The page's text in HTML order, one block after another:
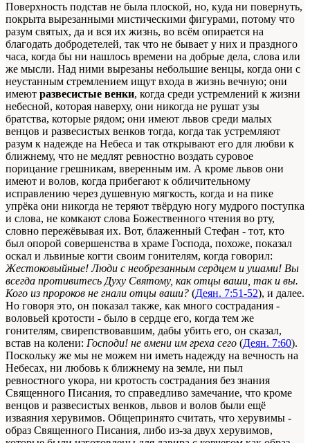
Поверхность подстав не была плоской, но, куда ни повернуть,
покрыта вырезанными мистическими фигурами, потому что
разум святых, да и вся их жизнь, во всём опирается на
благодать добродетелей, так что не бывает у них и праздного
часа, когда бы ни нашлось времени на добрые дела, слова или
же мысли. Над ними вырезаны небольшие венцы, когда они с
неустанным стремлением ищут входа в жизнь вечную; они
имеют развесистые венки, когда среди устремлений к жизни
небесной, которая наверху, они никогда не рушат узы
братства, которые рядом; они имеют львов среди малых
венцов и развесистых венков тогда, когда так устремляют
разум к надежде на Небеса и так открывают его для любви к
ближнему, что не медлят ревностно воздать суровое
порицание грешникам, вверенным им. А кроме львов они
имеют и волов, когда прибегают к обличительному
исправлению через душевную мягкость, когда и на пике
упрёка они никогда не теряют твёрдую ногу мудрого поступка
и слова, не комкают слова Божественного чтения во рту,
словно пережёвывая их. Вот, блаженный Стефан - тот, кто
был опорой совершенства в храме Господа, похоже, показал
оскал и львиные когти своим гонителям, когда говорил:
Жестоковыйные! Люди с необрезанным сердцем и ушами! Вы
всегда противитесь Духу Святому, как отцы ваши, так и вы.
Кого из пророков не гнали отцы ваши? (Деян. 7:51-52), и далее.
Но говоря это, он показал также, как много сострадания -
воловьей кротости - было в сердце его, когда тем же
гонителям, свирепствовавшим, дабы убить его, он сказал,
встав на колени: Господи! не вмени им греха сего (Деян. 7:60).
Поскольку же мы не можем ни иметь надежду на вечность на
Небесах, ни любовь к ближнему на земле, ни пыл
ревностного укора, ни кротость сострадания без знания
Священного Писания, то справедливо замечание, что кроме
венцов и развесистых венков, львов и волов были ещё
изваяния херувимов. Общепринято считать, что херувимы -
образ Священного Писания, либо из-за двух херувимов,